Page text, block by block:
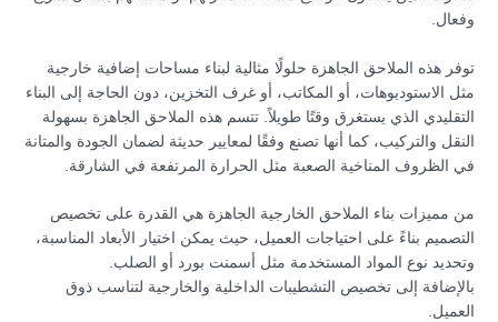
وفعال.
توفر هذه الملاحق الجاهزة حلولًا مثالية لبناء مساحات إضافية خارجية
مثل الاستوديوهات، أو المكاتب، أو غرف التخزين، دون الحاجة إلى البناء
التقليدي الذي يستغرق وقتًا طويلاً. تتسم هذه الملاحق الجاهزة بسهولة
النقل والتركيب، كما أنها تصنع وفقًا لمعايير حديثة لضمان الجودة والمتانة
في الظروف المناخية الصعبة مثل الحرارة المرتفعة في الشارقة.
من مميزات بناء الملاحق الخارجية الجاهزة هي القدرة على تخصيص
التصميم بناءً على احتياجات العميل، حيث يمكن اختيار الأبعاد المناسبة،
وتحديد نوع المواد المستخدمة مثل أسمنت بورد أو الصلب.
بالإضافة إلى تخصيص التشطيبات الداخلية والخارجية لتناسب ذوق
العميل.